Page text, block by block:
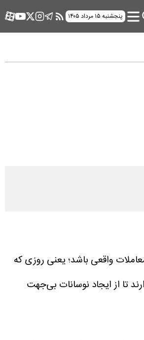
پنجشنبه ۱۵ مرداد ۱۴۰۵
از کاهش عمق معاملات واقعی باشد؛ یعنی روزی که
تا از ایجاد نوسانات بی‌جهت